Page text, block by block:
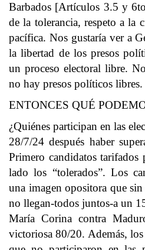
Barbados [Artículos 3.5 y
de la tolerancia, respeto a la
pacífica. Nos gustaría ver a
la libertad de los presos
un proceso electoral libre.
no hay presos políticos libres.
ENTONCES QUÉ
¿Quiénes participan en las
28/7/24 después haber
Primero candidatos
lado los “tolerados”. Los
una imagen opositora que
no llegan-todos juntos-a un
María Corina contra
victoriosa 80/20. Además,